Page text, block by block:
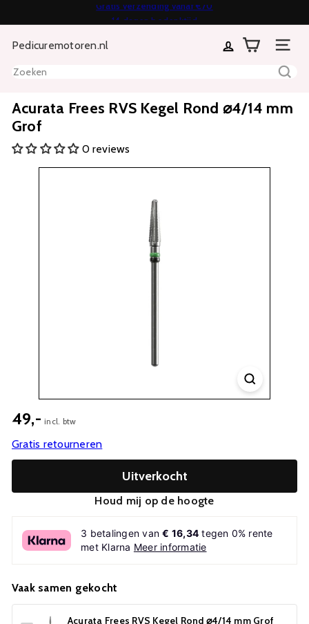
naar
inhoud
Diavoorstelling
14 dagen bedenktijd
Achteraf of in termijnen betalen mogelijk
Pedicuremotoren.nl
Zoeken
Acurata Frees RVS Kegel Rond ⌀4/14 mm
Grof
0 reviews
49,- incl. btw
Gratis retourneren
Uitverkocht
Houd mij op de hoogte
3 betalingen van€ 16,34 tegen 0% rente
met Klarna Meer informatie
Vaak samen gekocht
Acurata Frees RVS Kegel Rond ⌀4/14 mm Grof